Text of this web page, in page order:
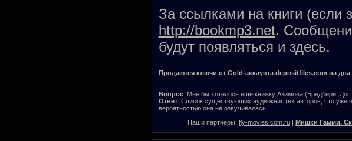
За ссылками на книги (если
http://bookmp3.net.
будут появляться и здесь.
Продаются ключи от Gold-аккаунта depositfiles.com на
Вопрос: Мне бы хотелось еще книжку Азимова (Бредбери,
Ответ: Список существующих аудиокниг тех авторов, что уже
вероятностью она не озвучивалась.
Наши партнеры: fly-movies.com.ru Мишки Гамми.